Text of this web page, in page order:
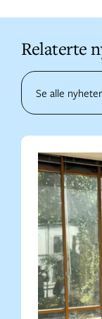
Relaterte
Se alle nyheter